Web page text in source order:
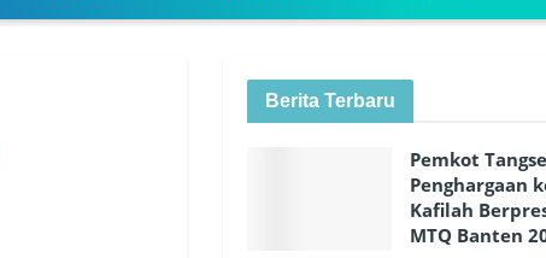
Berita Terbaru
Pemkot
Penghargaan
Kafilah
MTQ Banten